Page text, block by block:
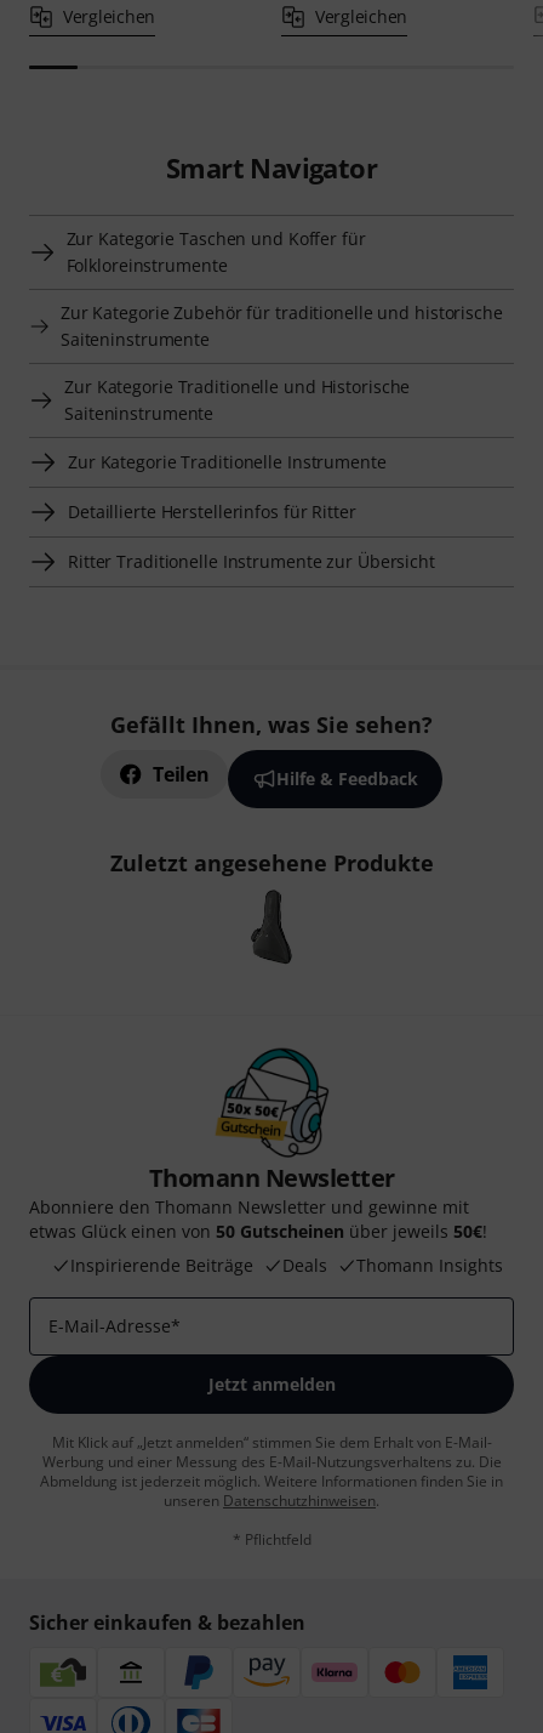
Vergleichen Vergleichen
Smart Navigator
Zur Kategorie Taschen und Koffer für
Folkloreinstrumente
Zur Kategorie Zubehör für traditionelle und historische
Saiteninstrumente
Zur Kategorie Traditionelle und Historische
Saiteninstrumente
Zur Kategorie Traditionelle Instrumente
Detaillierte Herstellerinfos für Ritter
Ritter Traditionelle Instrumente zur Übersicht
Gefällt Ihnen, was Sie sehen?
Teilen Hilfe & Feedback
Zuletzt angesehene Produkte
Thomann Newsletter
Abonniere den Thomann Newsletter und gewinne mit
etwas Glück einen von 50 Gutscheinen über jeweils 50€!
Inspirierende Beiträge
Deals Thomann Insights
E-Mail-Adresse*
Jetzt anmelden
Mit Klick auf „Jetzt anmelden“ stimmen Sie dem Erhalt von E-Mail-
Werbung und einer Messung des E-Mail-Nutzungsverhaltens zu. Die
Abmeldung ist jederzeit möglich. Weitere Informationen finden Sie in
unseren Datenschutzhinweisen.
* Pflichtfeld
Sicher einkaufen & bezahlen